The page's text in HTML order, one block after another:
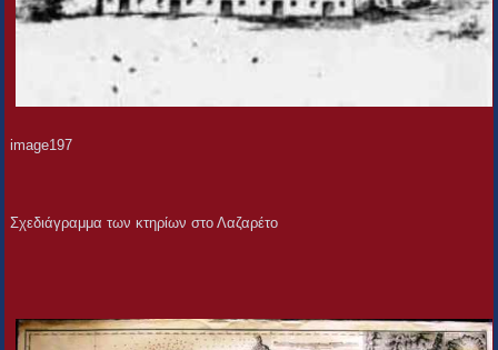
image197
Σχεδιάγραμμα των κτηρίων στο Λαζαρέτο